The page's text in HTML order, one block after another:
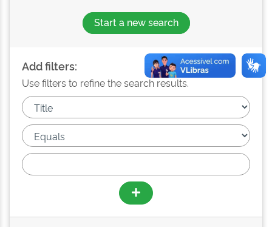
Start a new search
Add filters:
Use filters to refine the search results.